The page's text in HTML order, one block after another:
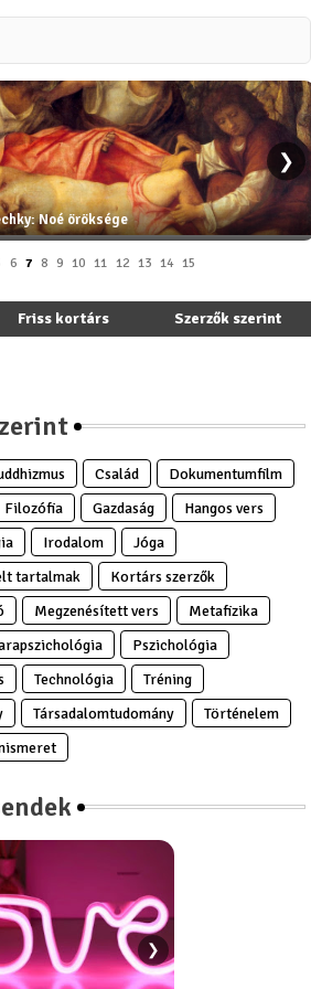
Noé öröksége
❯
6 7 8 9 10 11 12 13 14 15
Friss kortárs Szerzők szerint
Család
Dokumentumfilm
Filozófia Gazdaság
Hangos vers
Irodalom
Jóga
tartalmak
Kortárs szerzők
Megzenésített vers
Metafizika
Pszichológia
Technológia
Tréning
Társadalomtudomány
Történelem
❯